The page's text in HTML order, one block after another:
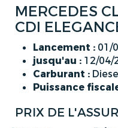
MERCEDES
CDI
Lancement : 01/
jusqu'au : 12/04/
Carburant :
Puissance
PRIX DE